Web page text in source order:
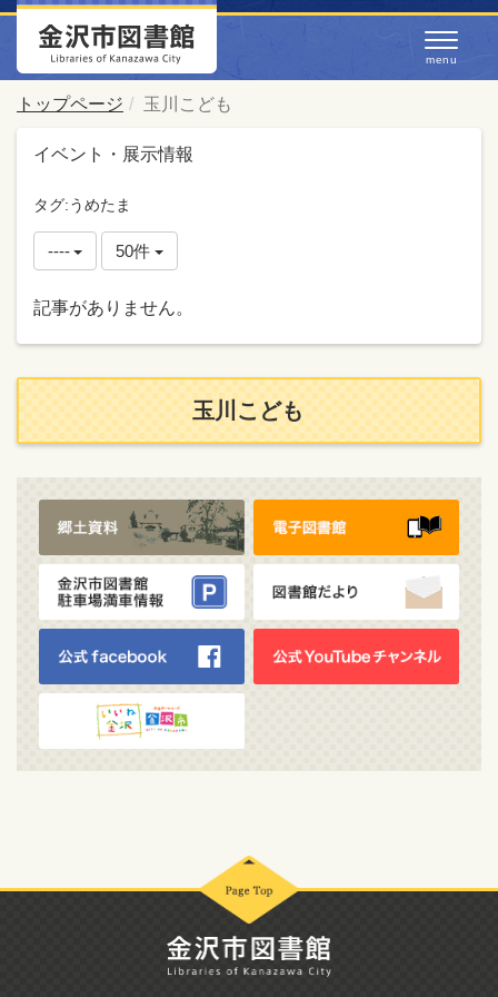
トップページ 玉川こども
イベント・展示情報
タグ:うめたま
---- 50件
記事がありません。
玉川こども